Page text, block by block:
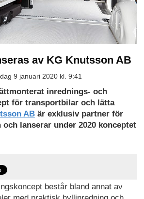
av KG Knutsson AB
9 januari 2020 kl. 9:41
inrednings- och
för transportbilar och lätta
AB är exklusiv partner för
och lanserar under 2020 konceptet
består bland annat av